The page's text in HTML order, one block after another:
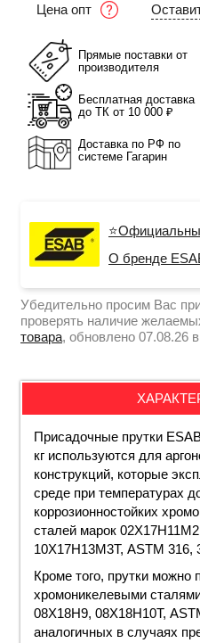
Цена опт
Прямые поставки от
производителя
Бесплатная доставка
до ТК от 10 000 ₽
Доставка по РФ по
системе Гагарин
О бренде
Убедительно просим Вас
проверять наличие
товара, обновлено 07.08.26
Присадочные прутки
кг используются для
конструкций, которые
среде при температурах
коррозионностойких
сталей марок
10Х17Н13М3Т, ASTM 316,
Кроме того, прутки можно
хромоникелевыми
08Х18Н9, 08Х18Н10Т,
аналогичных в случаях